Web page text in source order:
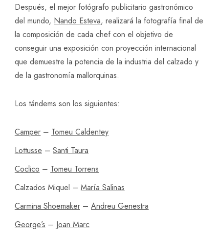
Después, el mejor fotógrafo publicitario gastronómico
del mundo, Nando Esteva, realizará la fotografía final de
la composición de cada chef con el objetivo de
conseguir una exposición con proyección internacional
que demuestre la potencia de la industria del calzado y
de la gastronomía mallorquinas.
Los tándems son los siguientes:
Camper – Tomeu Caldentey
Lottusse – Santi Taura
Coclico – Tomeu Torrens
Calzados Miquel – María Salinas
Carmina Shoemaker – Andreu Genestra
George’s – Joan Marc